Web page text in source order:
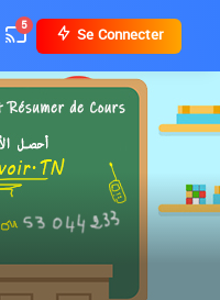
5 Se Connecter